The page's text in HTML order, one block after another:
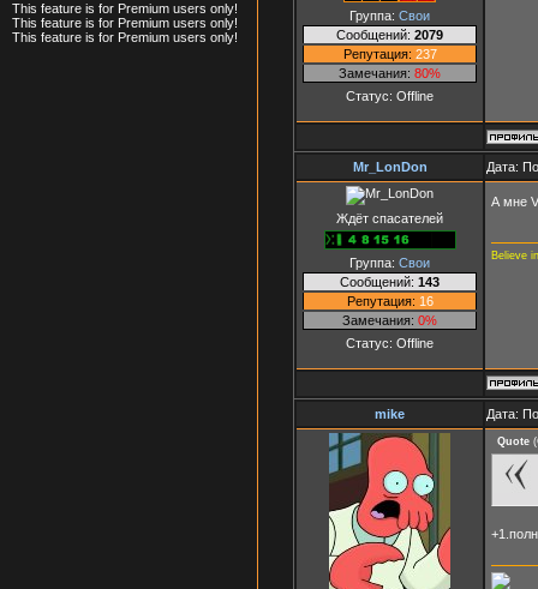
This feature is for Premium users only!
This feature is for Premium users only!
This feature is for Premium users only!
Группа: Свои
Сообщений: 2079
Репутация: 237
Замечания: 80%
Статус: Offline
Mr_LonDon Дата:
Ждёт спасателей
Группа: Свои
Сообщений: 143
Репутация: 16
Замечания: 0%
Статус: Offline
А мне
Believe
mike Дата:
Quote (